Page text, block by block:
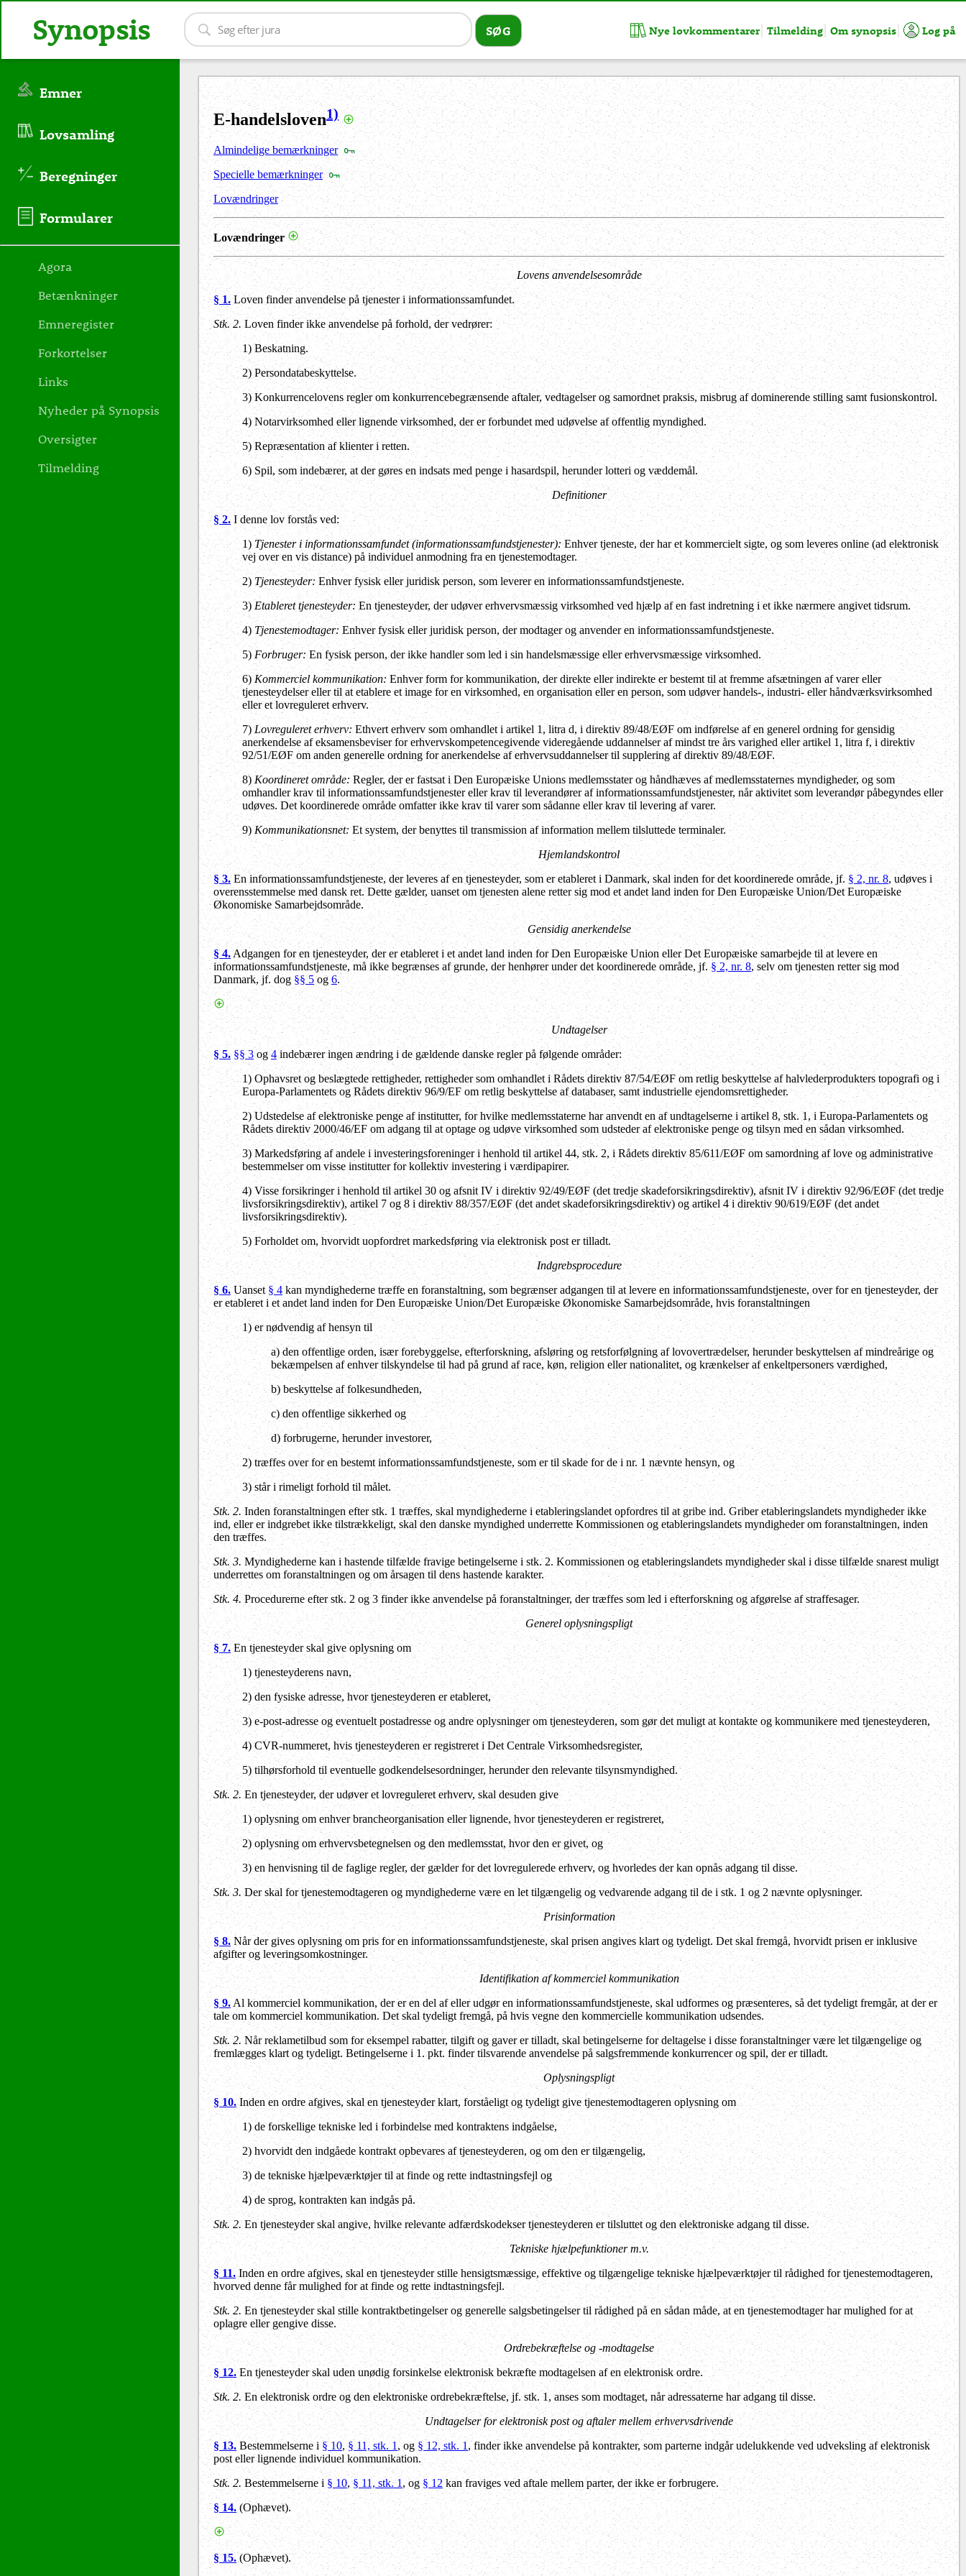
E-handelsloven1)
Almindelige bemærkninger
Specielle bemærkninger
Lovændringer
Lovændringer
Lovens anvendelsesområde
§ 1.Loven finder anvendelse på tjenester i informationssamfundet.
Stk. 2. Loven finder ikke anvendelse på forhold, der vedrører:
1) Beskatning.
2) Persondatabeskyttelse.
3) Konkurrencelovens regler om konkurrencebegrænsende aftaler, vedtagelser og samordnet praksis, misbrug af dominerende stilling samt fusionskontrol.
4) Notarvirksomhed eller lignende virksomhed, der er forbundet med udøvelse af offentlig myndighed.
5) Repræsentation af klienter i retten.
6) Spil, som indebærer, at der gøres en indsats med penge i hasardspil, herunder lotteri og væddemål.
Definitioner
§ 2. I denne lov forstås ved:
1)Tjenester i informationssamfundet (informationssamfundstjenester):Enhver tjeneste, der har et kommercielt sigte, og som leveres online (ad elektronisk
vej over en vis distance) på individuel anmodning fra en tjenestemodtager.
2) Tjenesteyder:Enhver fysisk eller juridisk person, som leverer en informationssamfundstjeneste.
3)Etableret tjenesteyder: En tjenesteyder, der udøver erhvervsmæssig virksomhed ved hjælp af en fast indretning i et ikke nærmere angivet tidsrum.
4)Tjenestemodtager:Enhver fysisk eller juridisk person, der modtager og anvender en informationssamfundstjeneste.
5)Forbruger:En fysisk person, der ikke handler som led i sin handelsmæssige eller erhvervsmæssige virksomhed.
6)Kommerciel kommunikation:Enhver form for kommunikation, der direkte eller indirekte er bestemt til at fremme afsætningen af varer eller
tjenesteydelser eller til at etablere et image for en virksomhed, en organisation eller en person, som udøver handels-, industri- eller håndværksvirksomhed
eller et lovreguleret erhverv.
7)Lovreguleret erhverv:Ethvert erhverv som omhandlet i artikel 1, litra d, i direktiv 89/48/EØF om indførelse af en generel ordning for gensidig
anerkendelse af eksamensbeviser for erhvervskompetencegivende videregående uddannelser af mindst tre års varighed eller artikel 1, litra f, i direktiv
92/51/EØF om anden generelle ordning for anerkendelse af erhvervsuddannelser til supplering af direktiv 89/48/EØF.
8)Koordineret område:Regler, der er fastsat i Den Europæiske Unions medlemsstater og håndhæves af medlemsstaternes myndigheder, og som
omhandler krav til informationssamfundstjenester eller krav til leverandører af informationssamfundstjenester, når aktivitet som leverandør påbegyndes eller
udøves. Det koordinerede område omfatter ikke krav til varer som sådanne eller krav til levering af varer.
9)Kommunikationsnet: Et system, der benyttes til transmission af information mellem tilsluttede terminaler.
Hjemlandskontrol
§ 3.En informationssamfundstjeneste, der leveres af en tjenesteyder, som er etableret i Danmark, skal inden for det koordinerede område, jf. § 2, nr. 8, udøves i
overensstemmelse med dansk ret. Dette gælder, uanset om tjenesten alene retter sig mod et andet land inden for Den Europæiske Union/Det Europæiske
Økonomiske Samarbejdsområde.
Gensidig anerkendelse
§ 4.Adgangen for en tjenesteyder, der er etableret i et andet land inden for Den Europæiske Union eller Det Europæiske samarbejde til at levere en
informationssamfundstjeneste, må ikke begrænses af grunde, der henhører under det koordinerede område, jf.§ 2, nr. 8, selv om tjenesten retter sig mod
Danmark, jf. dog §§ 5og6.
Undtagelser
§ 5. §§ 3og4indebærer ingen ændring i de gældende danske regler på følgende områder:
1) Ophavsret og beslægtede rettigheder, rettigheder som omhandlet i Rådets direktiv 87/54/EØF om retlig beskyttelse af halvlederprodukters topografi og i
Europa-Parlamentets og Rådets direktiv 96/9/EF om retlig beskyttelse af databaser, samt industrielle ejendomsrettigheder.
2) Udstedelse af elektroniske penge af institutter, for hvilke medlemsstaterne har anvendt en af undtagelserne i artikel 8, stk. 1, i Europa-Parlamentets og
Rådets direktiv 2000/46/EF om adgang til at optage og udøve virksomhed som udsteder af elektroniske penge og tilsyn med en sådan virksomhed.
3) Markedsføring af andele i investeringsforeninger i henhold til artikel 44, stk. 2, i Rådets direktiv 85/611/EØF om samordning af love og administrative
bestemmelser om visse institutter for kollektiv investering i værdipapirer.
4) Visse forsikringer i henhold til artikel 30 og afsnit IV i direktiv 92/49/EØF (det tredje skadeforsikringsdirektiv), afsnit IV i direktiv 92/96/EØF (det tredje
livsforsikringsdirektiv), artikel 7 og 8 i direktiv 88/357/EØF (det andet skadeforsikringsdirektiv) og artikel 4 i direktiv 90/619/EØF (det andet
livsforsikringsdirektiv).
5) Forholdet om, hvorvidt uopfordret markedsføring via elektronisk post er tilladt.
Indgrebsprocedure
§ 6.Uanset§ 4kan myndighederne træffe en foranstaltning, som begrænser adgangen til at levere en informationssamfundstjeneste, over for en tjenesteyder, der
er etableret i et andet land inden for Den Europæiske Union/Det Europæiske Økonomiske Samarbejdsområde, hvis foranstaltningen
1) er nødvendig af hensyn til
a) den offentlige orden, især forebyggelse, efterforskning, afsløring og retsforfølgning af lovovertrædelser, herunder beskyttelsen af mindreårige og
bekæmpelsen af enhver tilskyndelse til had på grund af race, køn, religion eller nationalitet, og krænkelser af enkeltpersoners værdighed,
b) beskyttelse af folkesundheden,
c) den offentlige sikkerhed og
d) forbrugerne, herunder investorer,
2) træffes over for en bestemt informationssamfundstjeneste, som er til skade for de i nr. 1 nævnte hensyn, og
3) står i rimeligt forhold til målet.
Stk. 2.Inden foranstaltningen efter stk. 1 træffes, skal myndighederne i etableringslandet opfordres til at gribe ind. Griber etableringslandets myndigheder ikke
ind, eller er indgrebet ikke tilstrækkeligt, skal den danske myndighed underrette Kommissionen og etableringslandets myndigheder om foranstaltningen, inden
den træffes.
Stk. 3. Myndighederne kan i hastende tilfælde fravige betingelserne i stk. 2. Kommissionen og etableringslandets myndigheder skal i disse tilfælde snarest muligt
underrettes om foranstaltningen og om årsagen til dens hastende karakter.
Stk. 4. Procedurerne efter stk. 2 og 3 finder ikke anvendelse på foranstaltninger, der træffes som led i efterforskning og afgørelse af straffesager.
Generel oplysningspligt
§ 7.En tjenesteyder skal give oplysning om
1) tjenesteyderens navn,
2) den fysiske adresse, hvor tjenesteyderen er etableret,
3) e-post-adresse og eventuelt postadresse og andre oplysninger om tjenesteyderen, som gør det muligt at kontakte og kommunikere med tjenesteyderen,
4) CVR-nummeret, hvis tjenesteyderen er registreret i Det Centrale Virksomhedsregister,
5) tilhørsforhold til eventuelle godkendelsesordninger, herunder den relevante tilsynsmyndighed.
Stk. 2. En tjenesteyder, der udøver et lovreguleret erhverv, skal desuden give
1) oplysning om enhver brancheorganisation eller lignende, hvor tjenesteyderen er registreret,
2) oplysning om erhvervsbetegnelsen og den medlemsstat, hvor den er givet, og
3) en henvisning til de faglige regler, der gælder for det lovregulerede erhverv, og hvorledes der kan opnås adgang til disse.
Stk. 3.Der skal for tjenestemodtageren og myndighederne være en let tilgængelig og vedvarende adgang til de i stk. 1 og 2 nævnte oplysninger.
Prisinformation
§ 8. Når der gives oplysning om pris for en informationssamfundstjeneste, skal prisen angives klart og tydeligt. Det skal fremgå, hvorvidt prisen er inklusive
afgifter og leveringsomkostninger.
Identifikation af kommerciel kommunikation
§ 9. Al kommerciel kommunikation, der er en del af eller udgør en informationssamfundstjeneste, skal udformes og præsenteres, så det tydeligt fremgår, at der er
tale om kommerciel kommunikation. Det skal tydeligt fremgå, på hvis vegne den kommercielle kommunikation udsendes.
Stk. 2.Når reklametilbud som for eksempel rabatter, tilgift og gaver er tilladt, skal betingelserne for deltagelse i disse foranstaltninger være let tilgængelige og
fremlægges klart og tydeligt. Betingelserne i 1. pkt. finder tilsvarende anvendelse på salgsfremmende konkurrencer og spil, der er tilladt.
Oplysningspligt
§ 10.Inden en ordre afgives, skal en tjenesteyder klart, forståeligt og tydeligt give tjenestemodtageren oplysning om
1) de forskellige tekniske led i forbindelse med kontraktens indgåelse,
2) hvorvidt den indgåede kontrakt opbevares af tjenesteyderen, og om den er tilgængelig,
3) de tekniske hjælpeværktøjer til at finde og rette indtastningsfejl og
4) de sprog, kontrakten kan indgås på.
Stk. 2.En tjenesteyder skal angive, hvilke relevante adfærdskodekser tjenesteyderen er tilsluttet og den elektroniske adgang til disse.
Tekniske hjælpefunktioner m.v.
§ 11.Inden en ordre afgives, skal en tjenesteyder stille hensigtsmæssige, effektive og tilgængelige tekniske hjælpeværktøjer til rådighed for tjenestemodtageren,
hvorved denne får mulighed for at finde og rette indtastningsfejl.
Stk. 2. En tjenesteyder skal stille kontraktbetingelser og generelle salgsbetingelser til rådighed på en sådan måde, at en tjenestemodtager har mulighed for at
oplagre eller gengive disse.
Ordrebekræftelse og -modtagelse
§ 12.En tjenesteyder skal uden unødig forsinkelse elektronisk bekræfte modtagelsen af en elektronisk ordre.
Stk. 2. En elektronisk ordre og den elektroniske ordrebekræftelse, jf. stk. 1, anses som modtaget, når adressaterne har adgang til disse.
Undtagelser for elektronisk post og aftaler mellem erhvervsdrivende
§ 13. Bestemmelserne i § 10,§ 11, stk. 1, og § 12, stk. 1, finder ikke anvendelse på kontrakter, som parterne indgår udelukkende ved udveksling af elektronisk
post eller lignende individuel kommunikation.
Stk. 2.Bestemmelserne i§ 10,§ 11, stk. 1, og§ 12kan fraviges ved aftale mellem parter, der ikke er forbrugere.
§ 14. (Ophævet).
§ 15. (Ophævet).
Emner
Lovsamling
Beregninger
Formularer
Agora
Betænkninger
Emneregister
Forkortelser
Links
Nyheder på Synopsis
Oversigter
Tilmelding
Synopsis Nye lovkommentarer Tilmelding Om synopsis Log på